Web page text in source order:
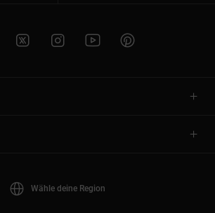
Wähle deine Region